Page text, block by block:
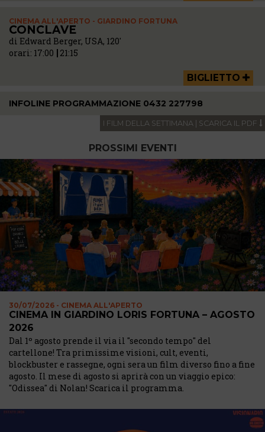
CINEMA ALL'APERTO - GIARDINO FORTUNA
CONCLAVE
di Edward Berger, USA, 120'
orari: 17:00 21:15
BIGLIETTO
INFOLINE PROGRAMMAZIONE 0432 227798
I FILM DELLA SETTIMANA | SCARICA IL PDF
PROSSIMI EVENTI
30/07/2026 - CINEMA ALL'APERTO
CINEMA IN GIARDINO LORIS FORTUNA – AGOSTO
2026
Dal 1º agosto prende il via il "secondo tempo" del
cartellone! Tra primissime visioni, cult, eventi,
blockbuster e rassegne, ogni sera un film diverso fino a fine
agosto. Il mese di agosto si aprirà con un viaggio epico:
"Odissea" di Nolan! Scarica il programma.